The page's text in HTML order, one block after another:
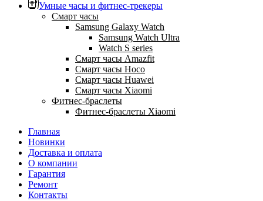
Умные часы и фитнес-трекеры
Смарт часы
Samsung Galaxy Watch
Samsung Watch Ultra
Watch S series
Смарт часы Amazfit
Смарт часы Hoco
Смарт часы Huawei
Смарт часы Xiaomi
Фитнес-браслеты
Фитнес-браслеты Xiaomi
Главная
Новинки
Доставка и оплата
О компании
Гарантия
Ремонт
Контакты